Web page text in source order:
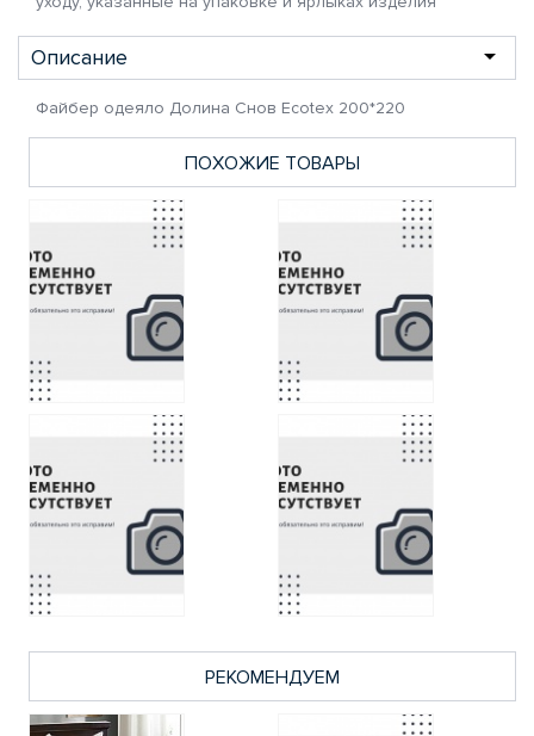
Описание
Файбер одеяло Долина Снов Ecotex 200*220
ПОХОЖИЕ ТОВАРЫ
РЕКОМЕНДУЕМ